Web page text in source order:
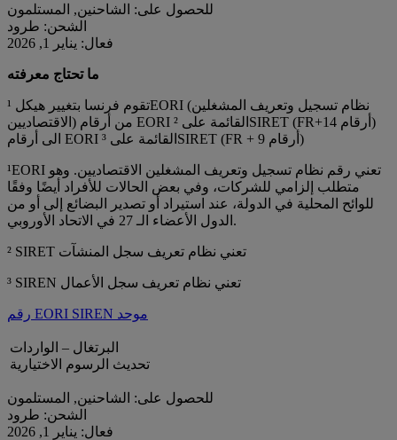
للحصول على: الشاحنين, المستلمون
الشحن: طرود
فعال: يناير 1, 2026
ما تحتاج معرفته
تقوم فرنسا بتغيير هيكل ¹EORI (نظام تسجيل وتعريف المشغلين
الاقتصاديين) من أرقام EORI القائمة على ²SIRET (FR+14 أرقام)
الى أرقام EORI القائمة على ³SIRET (FR + 9 أرقام)
¹EORI تعني رقم نظام تسجيل وتعريف المشغلين الاقتصاديين. وهو
متطلب إلزامي للشركات، وفي بعض الحالات للأفراد أيضًا وفقًا
للوائح المحلية في الدولة، عند استيراد أو تصدير البضائع إلى أو من
الدول الأعضاء الـ 27 في الاتحاد الأوروبي.
² SIRET تعني نظام تعريف سجل المنشآت
³ SIREN تعني نظام تعريف سجل الأعمال
رقم EORI SIREN موحد
البرتغال – الواردات
تحديث الرسوم الاختيارية
للحصول على: الشاحنين, المستلمون
الشحن: طرود
فعال: يناير 1, 2026